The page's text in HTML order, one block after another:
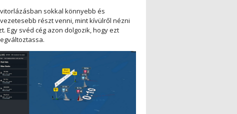
sokkal könnyebb és
részt venni, mint kívülről nézni
Egy svéd cég azon dolgozik, hogy ezt